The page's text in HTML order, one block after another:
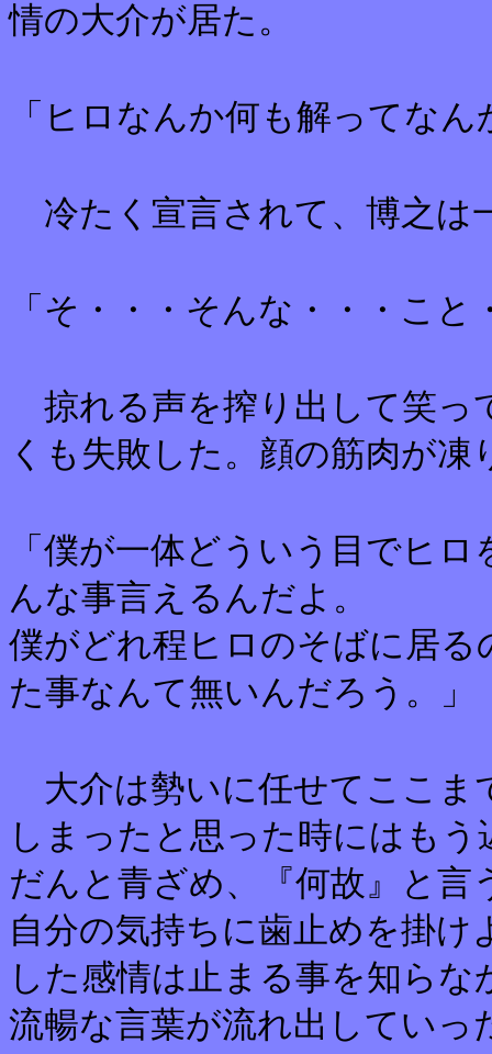
情の大介が居た。
「ヒロなんか何も解ってな
冷たく宣言されて、博之は
「そ・・・そんな・・・こと
掠れる声を搾り出して笑っ
くも失敗した。顔の筋肉が
「僕が一体どういう目でヒ
んな事言えるんだよ。
僕がどれ程ヒロのそばに居
た事なんて無いんだろう。」
大介は勢いに任せてここま
しまったと思った時にはも
だんと青ざめ、『何故』と
自分の気持ちに歯止めを掛
した感情は止まる事を知ら
流暢な言葉が流れ出していっ